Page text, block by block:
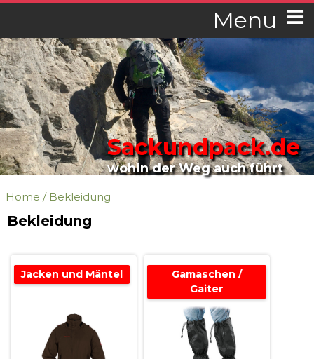
Menu
Sackundpack.de
wohin der Weg auch führt
Home / Bekleidung
Bekleidung
Jacken und Mäntel
Gamaschen /
Gaiter